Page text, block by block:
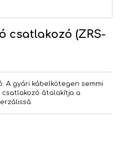
csatlakozó (ZRS-
A gyári kábelkötegen semmi
csatlakozó átalakítja a